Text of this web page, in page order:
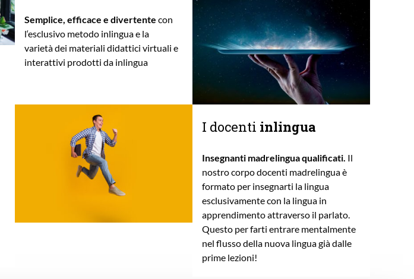
Semplice, efficace e divertente con
l‘esclusivo metodo inlingua e la
varietà dei materiali didattici virtuali e
interattivi prodotti da inlingua
I docenti inlingua
Insegnanti madrelingua qualificati. Il
nostro corpo docenti madrelingua è
formato per insegnarti la lingua
esclusivamente con la lingua in
apprendimento attraverso il parlato.
Questo per farti entrare mentalmente
nel flusso della nuova lingua già dalle
prime lezioni!